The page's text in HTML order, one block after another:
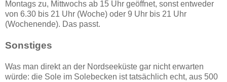
Montags zu, Mittwochs ab 15 Uhr geöffnet, sonst entweder
von 6.30 bis 21 Uhr (Woche) oder 9 Uhr bis 21 Uhr
(Wochenende). Das passt.
Sonstiges
Was man direkt an der Nordseeküste gar nicht erwarten
würde: die Sole im Solebecken ist tatsächlich echt, aus 500